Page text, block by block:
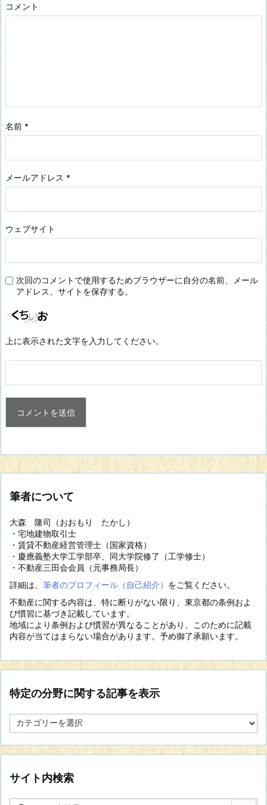
コメント
名前 *
メールアドレス *
ウェブサイト
次回のコメントで使用するためブラウザーに自分の名前、メール
アドレス、サイトを保存する。
上に表示された文字を入力してください。
筆者について
大森 隆司（おおもり たかし）
・宅地建物取引士
・賃貸不動産経営管理士（国家資格）
・慶應義塾大学工学部卒、同大学院修了（工学修士）
・不動産三田会会員（元事務局長）
詳細は、 筆者のプロフィール（自己紹介） をご覧ください。
不動産に関する内容は、特に断りがない限り、東京都の条例およ
び慣習に基づき記載しています。
地域により条例および慣習が異なることがあり、このために記載
内容が当てはまらない場合があります。予め御了承願います。
特定の分野に関する記事を表示
定
分
に
関
す
サイト内検索